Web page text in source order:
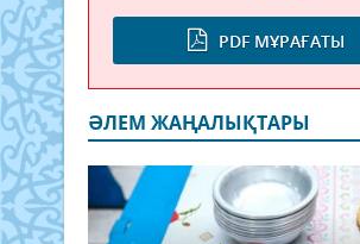
PDF МҰРАҒАТЫ
ӘЛЕМ ЖАҢАЛЫҚТАРЫ